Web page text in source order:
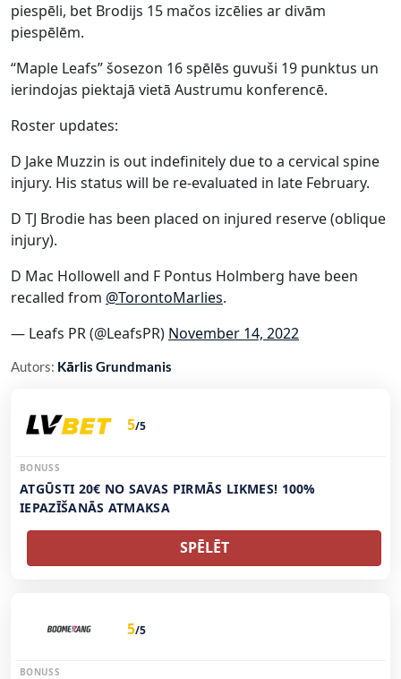
piespēli, bet Brodijs 15 mačos izcēlies ar divām
piespēlēm.
“Maple Leafs” šosezon 16 spēlēs guvuši 19 punktus un
ierindojas piektajā vietā Austrumu konferencē.
Roster updates:
D Jake Muzzin is out indefinitely due to a cervical spine
injury. His status will be re-evaluated in late February.
D TJ Brodie has been placed on injured reserve (oblique
injury).
D Mac Hollowell and F Pontus Holmberg have been
recalled from @TorontoMarlies.
— Leafs PR (@LeafsPR) November 14, 2022
Autors: Kārlis Grundmanis
5/5
BONUSS
ATGŪSTI 20€ NO SAVAS PIRMĀS LIKMES! 100%
IEPAZĪŠANĀS ATMAKSA
SPĒLĒT
5/5
BONUSS